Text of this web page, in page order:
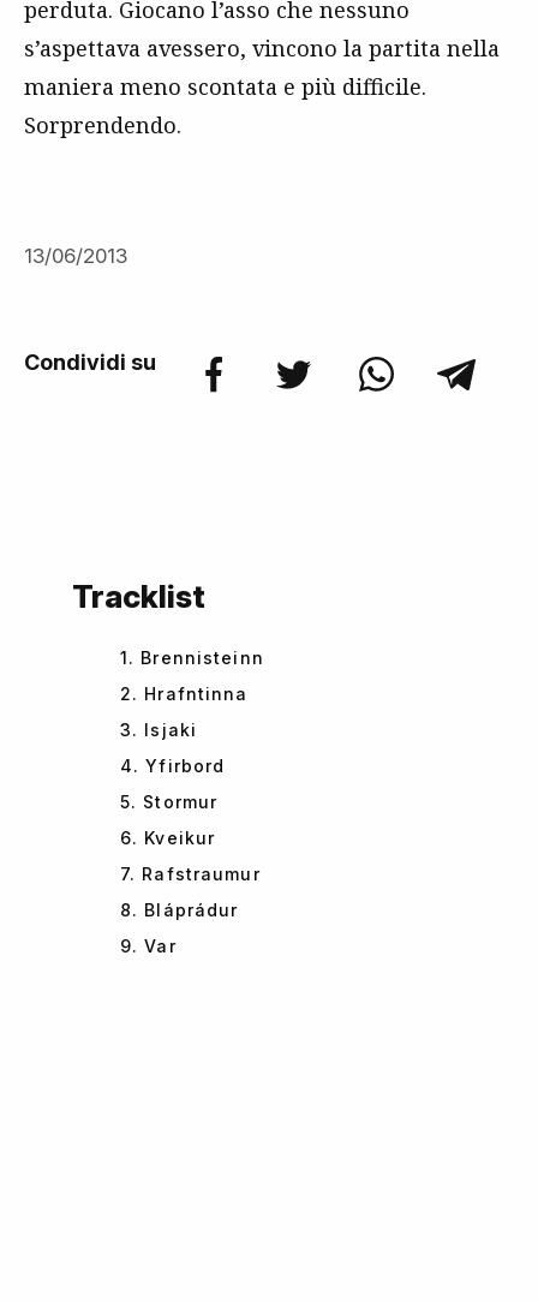
perduta. Giocano l’asso che nessuno
s’aspettava avessero, vincono la partita nella
maniera meno scontata e più difficile.
Sorprendendo.
13/06/2013
Condividi su
Tracklist
1. Brennisteinn
2. Hrafntinna
3. Isjaki
4. Yfirbord
5. Stormur
6. Kveikur
7. Rafstraumur
8. Bláprádur
9. Var